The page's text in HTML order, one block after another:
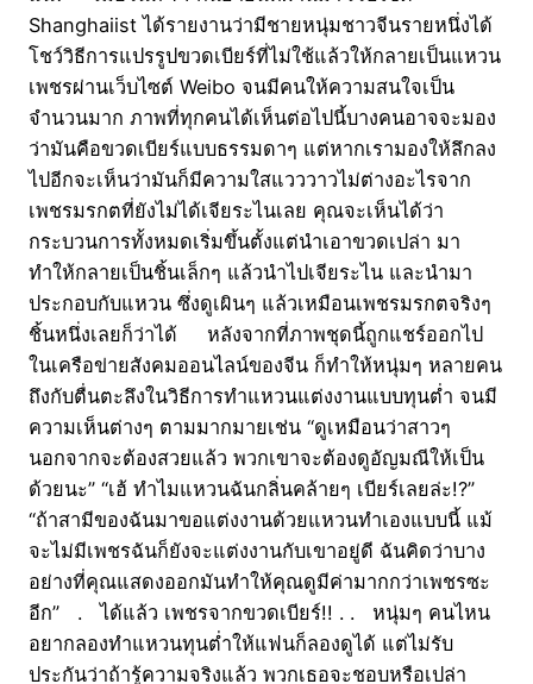
Shanghaiist ได้รายงานว่ามีชายหนุ่มชาวจีนรายหนึ่งได้
โชว์วิธีการแปรรูปขวดเบียร์ที่ไม่ใช้แล้วให้กลายเป็นแหวน
เพชรผ่านเว็บไซต์ Weibo จนมีคนให้ความสนใจเป็น
จำนวนมาก ภาพที่ทุกคนได้เห็นต่อไปนี้บางคนอาจจะมอง
ว่ามันคือขวดเบียร์แบบธรรมดาๆ แต่หากเรามองให้ลึกลง
ไปอีกจะเห็นว่ามันก็มีความใสแวววาวไม่ต่างอะไรจาก
เพชรมรกตที่ยังไม่ได้เจียระไนเลย คุณจะเห็นได้ว่า
กระบวนการทั้งหมดเริ่มขึ้นตั้งแต่นำเอาขวดเปล่า มา
ทำให้กลายเป็นชิ้นเล็กๆ แล้วนำไปเจียระไน และนำมา
ประกอบกับแหวน ซึ่งดูเผินๆ แล้วเหมือนเพชรมรกตจริงๆ
ชิ้นหนึ่งเลยก็ว่าได้ หลังจากที่ภาพชุดนี้ถูกแชร์ออกไป
ในเครือข่ายสังคมออนไลน์ของจีน ก็ทำให้หนุ่มๆ หลายคน
ถึงกับตื่นตะลึงในวิธีการทำแหวนแต่งงานแบบทุนต่ำ จนมี
ความเห็นต่างๆ ตามมากมายเช่น “ดูเหมือนว่าสาวๆ
นอกจากจะต้องสวยแล้ว พวกเขาจะต้องดูอัญมณีให้เป็น
ด้วยนะ” “เฮ้ ทำไมแหวนฉันกลิ่นคล้ายๆ เบียร์เลยล่ะ!?”
“ถ้าสามีของฉันมาขอแต่งงานด้วยแหวนทำเองแบบนี้ แม้
จะไม่มีเพชรฉันก็ยังจะแต่งงานกับเขาอยู่ดี ฉันคิดว่าบาง
อย่างที่คุณแสดงออกมันทำให้คุณดูมีค่ามากกว่าเพชรซะ
อีก” . ได้แล้ว เพชรจากขวดเบียร์!! . . หนุ่มๆ คนไหน
อยากลองทำแหวนทุนต่ำให้แฟนก็ลองดูได้ แต่ไม่รับ
ประกันว่าถ้ารู้ความจริงแล้ว พวกเธอจะชอบหรือเปล่า